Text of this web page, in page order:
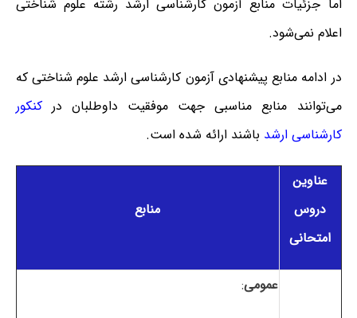
اما جزئیات منابع آزمون کارشناسی ارشد رشته علوم شناختی
اعلام نمی‌شود.
در ادامه منابع پیشنهادی آزمون کارشناسی ارشد علوم شناختی که
می‌توانند منابع مناسبی جهت موفقیت داوطلبان در کنکور
کارشناسی ارشد باشند ارائه شده است.
عناوین
دروس
امتحانی
منابع
عمومی: